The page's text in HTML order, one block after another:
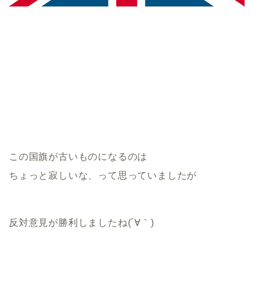
この国旗が古いものになるのは
ちょっと寂しいな、って思っていましたが
反対意見が勝利しましたね(´∀｀)